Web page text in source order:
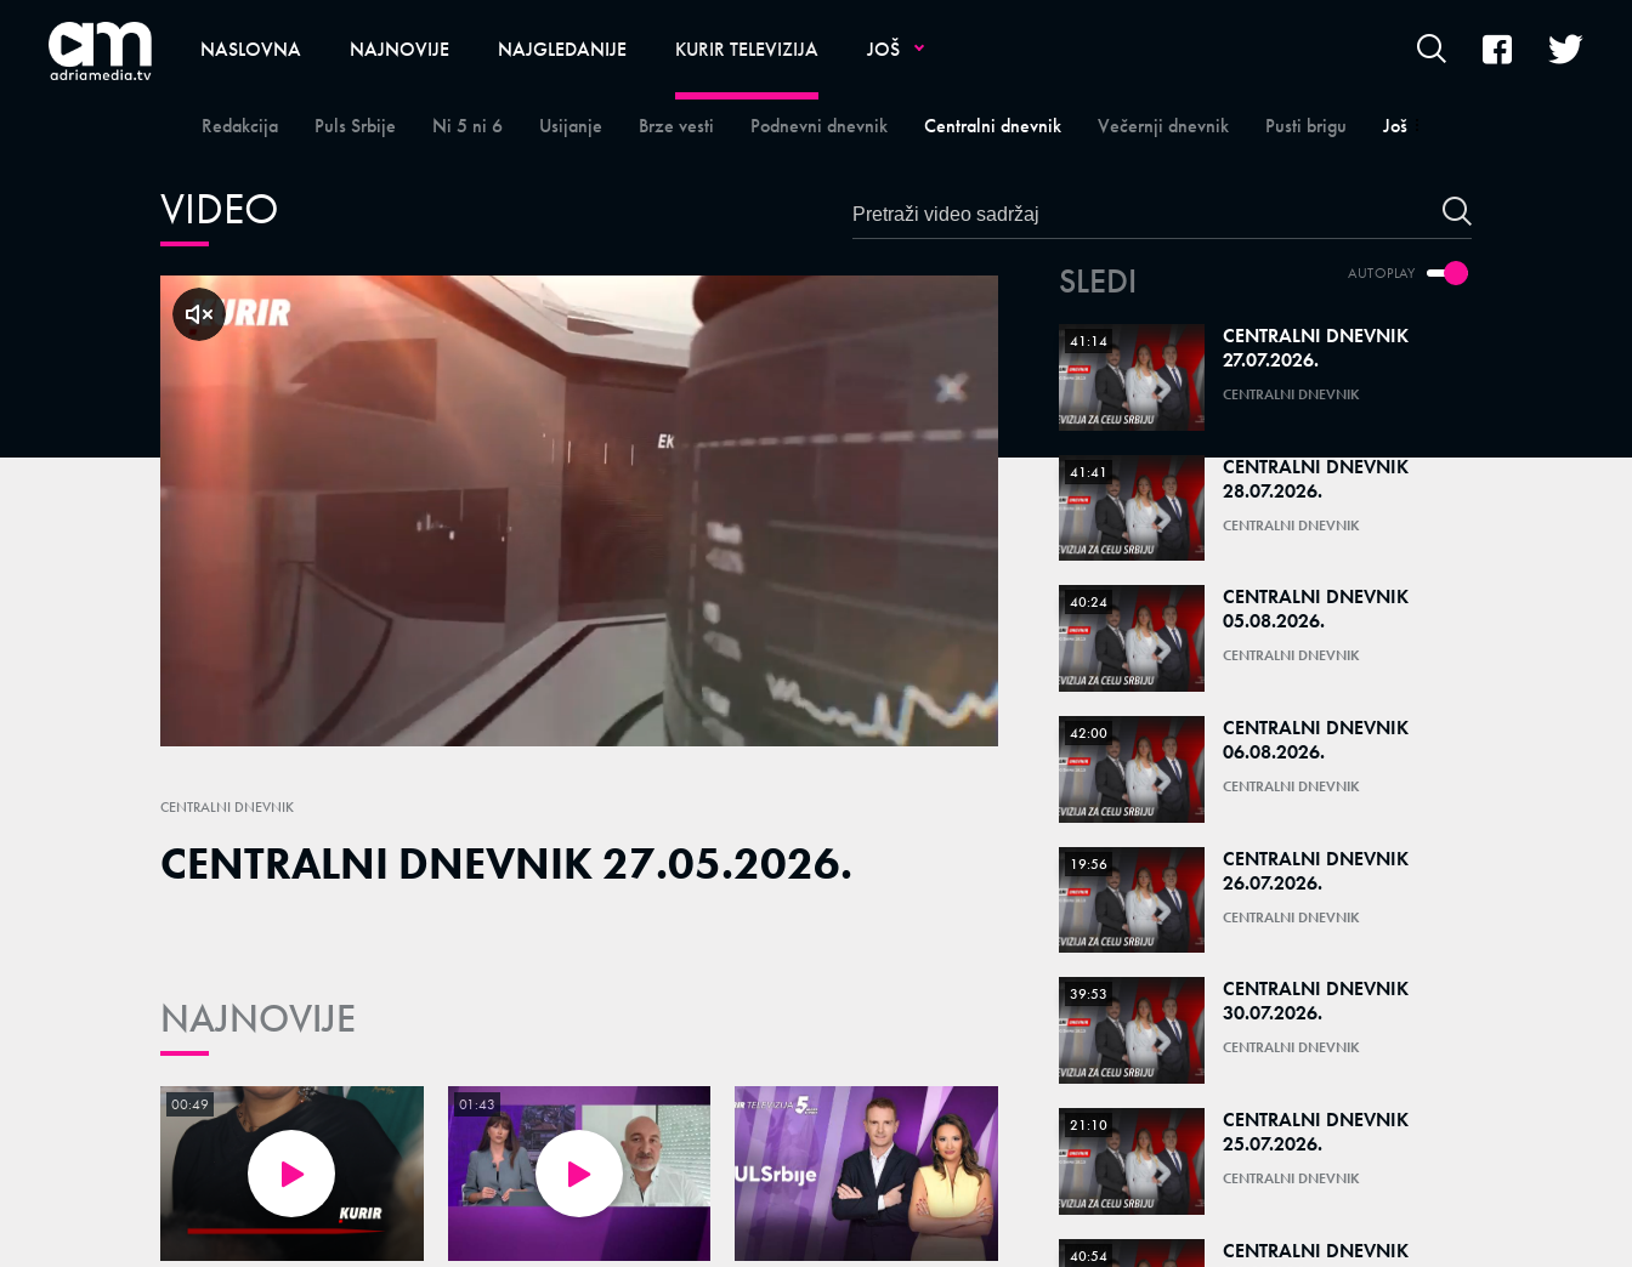
NASLOVNA NAJNOVIJE NAJGLEDANIJE KURIR TELEVIZIJA
Redakcija Puls Srbije Ni 5 ni 6 Usijanje Brze vesti Podnevni dnevnik Centralni dnevnik Večernji dnevnik Pusti brigu Još
JOŠ
VIDEO
Unmute
klikni za zvuk
CENTRALNI DNEVNIK
CENTRALNI DNEVNIK 27.05.2026.
NAJNOVIJE
00:49 01:43
AUTOPLAY
SLEDI
41:14
CENTRALNI DNEVNIK
27.07.2026.
CENTRALNI DNEVNIK
41:41
CENTRALNI DNEVNIK
28.07.2026.
CENTRALNI DNEVNIK
40:24
CENTRALNI DNEVNIK
05.08.2026.
CENTRALNI DNEVNIK
42:00
CENTRALNI DNEVNIK
06.08.2026.
CENTRALNI DNEVNIK
19:56
CENTRALNI DNEVNIK
26.07.2026.
CENTRALNI DNEVNIK
39:53
CENTRALNI DNEVNIK
30.07.2026.
CENTRALNI DNEVNIK
21:10
CENTRALNI DNEVNIK
25.07.2026.
CENTRALNI DNEVNIK
40:54
CENTRALNI DNEVNIK